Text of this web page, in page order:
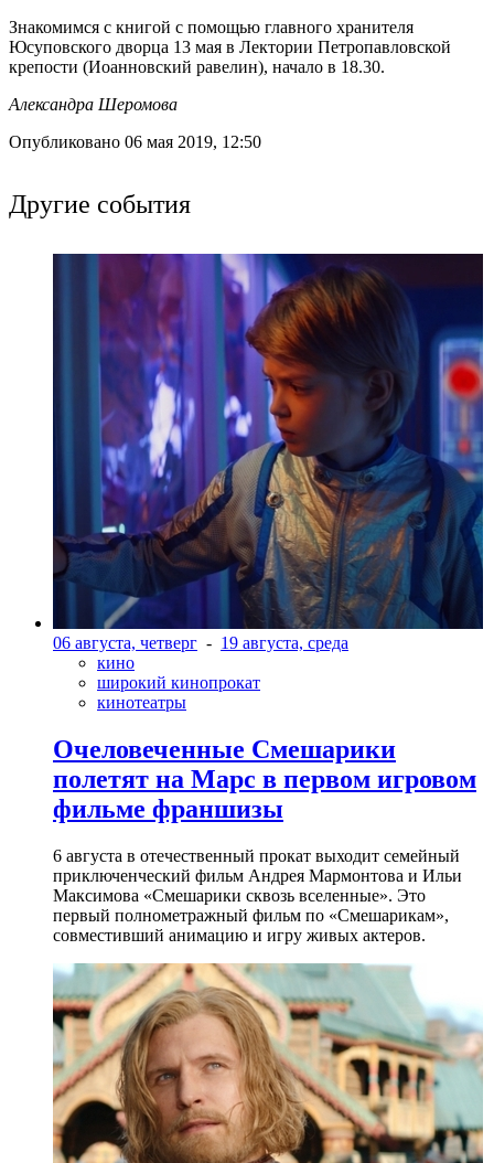
Знакомимся с книгой с помощью главного хранителя
Юсуповского дворца 13 мая в Лектории Петропавловской
крепости (Иоанновский равелин), начало в 18.30.
Александра Шеромова
Опубликовано 06 мая 2019, 12:50
Другие события
06 августа, четверг - 19 августа, среда
кино
широкий кинопрокат
кинотеатры
Очеловеченные Смешарики
полетят на Марс в первом игровом
фильме франшизы
6 августа в отечественный прокат выходит семейный
приключенческий фильм Андрея Мармонтова и Ильи
Максимова «Смешарики сквозь вселенные». Это
первый полнометражный фильм по «Смешарикам»,
совместивший анимацию и игру живых актеров.